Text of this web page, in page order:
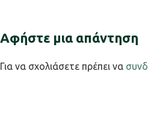
Αφήστε μια απάντηση
Για να σχολιάσετε πρέπει να